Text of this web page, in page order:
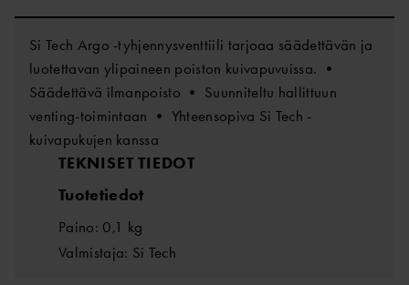
Si Tech Argo -tyhjennysventtiili tarjoaa säädettävän ja
luotettavan ylipaineen poiston kuivapuvuissa. •
Säädettävä ilmanpoisto • Suunniteltu hallittuun
venting-toimintaan • Yhteensopiva Si Tech -
kuivapukujen kanssa
TEKNISET TIEDOT
Tuotetiedot
Paino: 0,1 kg
Valmistaja: Si Tech